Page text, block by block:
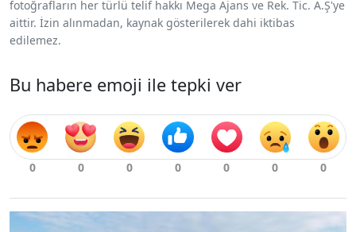
fotoğrafların her türlü telif hakkı Mega Ajans ve Rek. Tic. A.Ş'ye
aittir. İzin alınmadan, kaynak gösterilerek dahi iktibas
edilemez.
Bu habere emoji ile tepki ver